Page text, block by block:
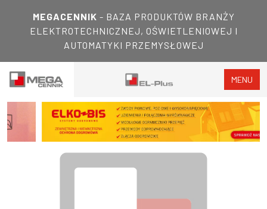
MEGACENNIK - BAZA PRODUKTÓW BRANŻY
ELEKTROTECHNICZNEJ, OŚWIETLENIOWEJ I
AUTOMATYKI PRZEMYSŁOWEJ
MENU